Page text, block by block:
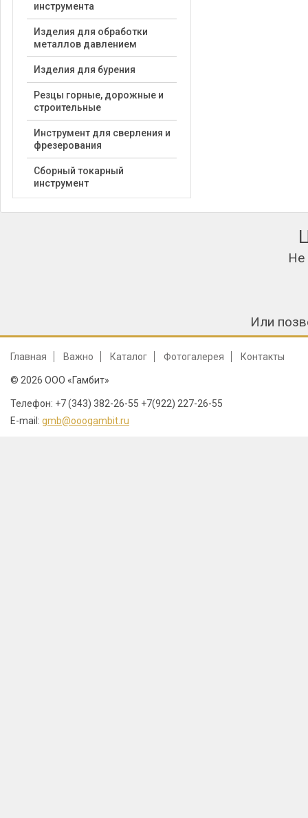
инструмента
Изделия для обработки
металлов давлением
Изделия для бурения
Резцы горные, дорожные и
строительные
Инструмент для сверления и
фрезерования
Сборный токарный
инструмент
Не
Или
Главная Важно Каталог Фотогалерея Контакты
© 2026 ООО «Гамбит»
Телефон: +7 (343) 382-26-55 +7(922) 227-26-55
E-mail: gmb@ooogambit.ru